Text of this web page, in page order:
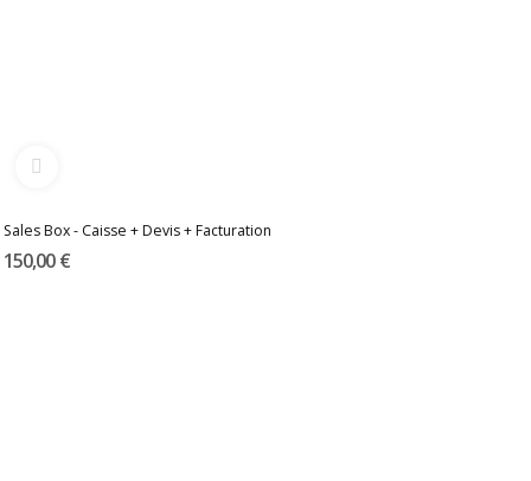
Sales Box - Caisse + Devis + Facturation
150,00 €